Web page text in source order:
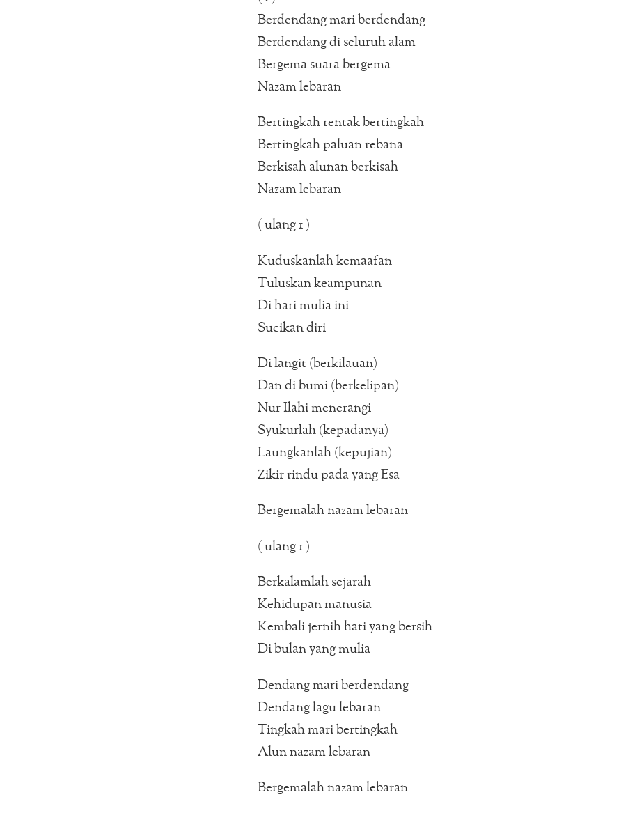
Berdendang mari berdendang
Berdendang di seluruh alam
Bergema suara bergema
Nazam lebaran
Bertingkah rentak bertingkah
Bertingkah paluan rebana
Berkisah alunan berkisah
Nazam lebaran
( ulang 1 )
Kuduskanlah kemaafan
Tuluskan keampunan
Di hari mulia ini
Sucikan diri
Di langit (berkilauan)
Dan di bumi (berkelipan)
Nur Ilahi menerangi
Syukurlah (kepadanya)
Laungkanlah (kepujian)
Zikir rindu pada yang Esa
Bergemalah nazam lebaran
( ulang 1 )
Berkalamlah sejarah
Kehidupan manusia
Kembali jernih hati yang bersih
Di bulan yang mulia
Dendang mari berdendang
Dendang lagu lebaran
Tingkah mari bertingkah
Alun nazam lebaran
Bergemalah nazam lebaran